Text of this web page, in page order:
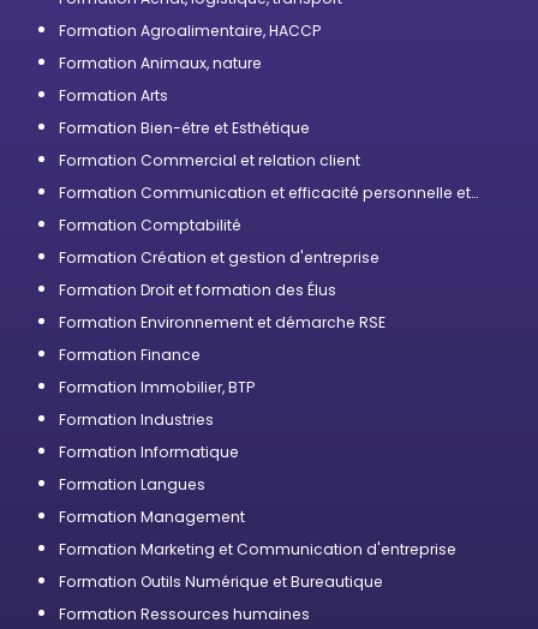
Formation Agroalimentaire, HACCP
Formation Animaux, nature
Formation Arts
Formation Bien-être et Esthétique
Formation Commercial et relation client
Formation Communication et efficacité personnelle et
Formation Comptabilité
Formation Création et gestion d'entreprise
Formation Droit et formation des Élus
Formation Environnement et démarche RSE
Formation Finance
Formation Immobilier, BTP
Formation Industries
Formation Informatique
Formation Langues
Formation Management
Formation Marketing et Communication d'entreprise
Formation Outils Numérique et Bureautique
Formation Ressources humaines